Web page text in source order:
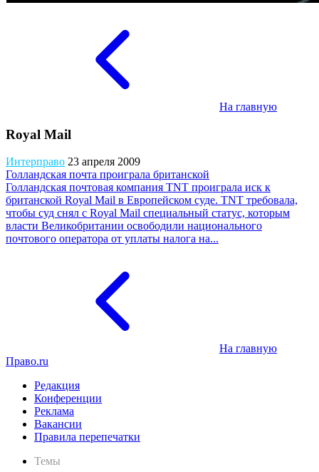
На главную
Royal Mail
Интерправо 23 апреля 2009
Голландская почта проиграла британской
Голландская почтовая компания TNT проиграла иск к
британской Royal Mail в Европейском суде. TNT требовала,
чтобы суд снял с Royal Mail специальный статус, которым
власти Великобритании освободили национального
почтового оператора от уплаты налога на...
На главную
Право.ru
Редакция
Конференции
Реклама
Вакансии
Правила перепечатки
Темы